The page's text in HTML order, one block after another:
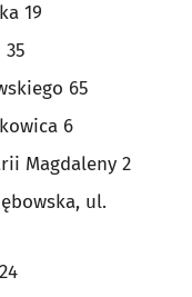
19
65
6
Magdaleny 2
ul.